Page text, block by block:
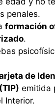
penales.
formación
.
de
emitida
Interior.